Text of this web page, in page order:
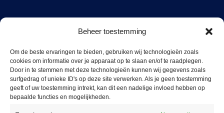
Beheer toestemming
Om de beste ervaringen te bieden, gebruiken wij technologieën zoals
cookies om informatie over je apparaat op te slaan en/of te raadplegen.
Door in te stemmen met deze technologieën kunnen wij gegevens zoals
surfgedrag of unieke ID's op deze site verwerken. Als je geen toestemming
geeft of uw toestemming intrekt, kan dit een nadelige invloed hebben op
bepaalde functies en mogelijkheden.
3059 SM Rotterdam,
+31(0)10 228 16 51
info@casinolock.com